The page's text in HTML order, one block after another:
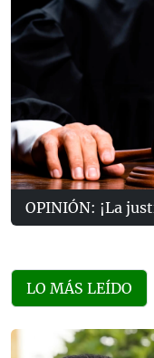
OPINIÓN: ¡La
LO MÁS LEÍDO